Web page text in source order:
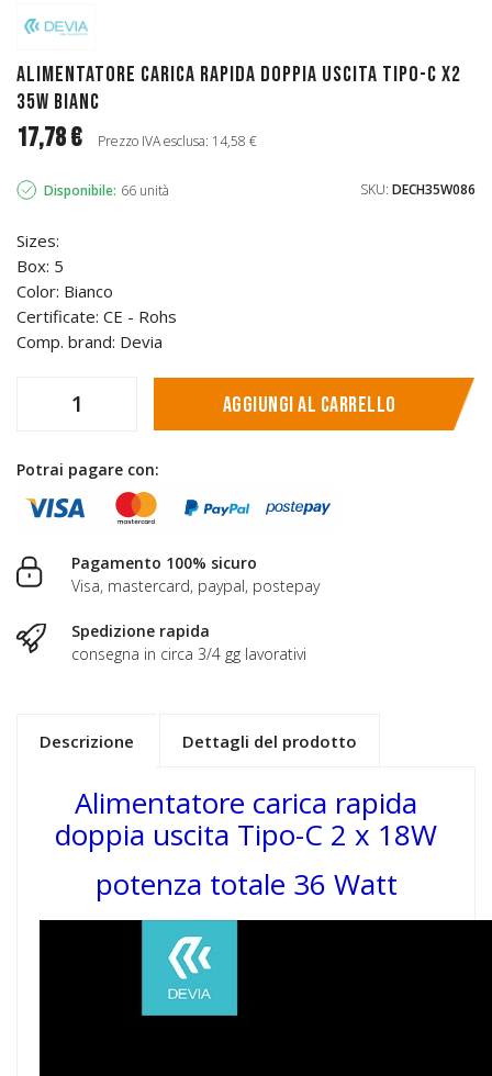
Alimentatore carica rapida doppia uscita Tipo-C x2
35W Bianc
17,78 € Prezzo IVA esclusa: 14,58 €
Disponibile: 66 unità SKU: DECH35W086
Sizes:
Box: 5
Color: Bianco
Certificate: CE - Rohs
Comp. brand: Devia
Aggiungi al carrello
Potrai pagare con:
Pagamento 100% sicuro
Visa, mastercard, paypal, postepay
Spedizione rapida
consegna in circa 3/4 gg lavorativi
Descrizione Dettagli del prodotto
Alimentatore carica rapida
doppia uscita Tipo-C 2 x 18W
potenza totale 36 Watt